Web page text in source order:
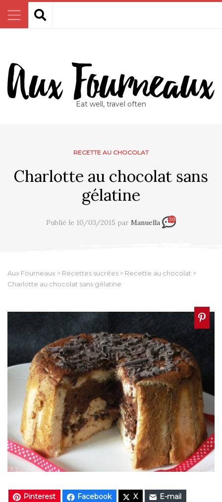
Eat well, travel often
RECETTE AU CHOCOLAT
Charlotte au chocolat sans
gélatine
Publié le 10/03/2015 par Manuella 30
Aux Fourneaux > Recettes sucrées > Recette au chocolat >
Charlotte au chocolat sans gélatine
Pinterest Facebook X
E-mail